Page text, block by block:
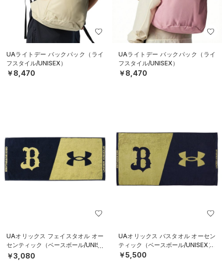
UAライトデー バックパック（ライ
フスタイル/UNISEX）
￥8,470
UAライトデー バックパック（ライ
フスタイル/UNISEX）
￥8,470
UAオリックス フェイスタオル オー
センティック（ベースボール/UNISE
X）
￥3,080
UAオリックス バスタオル オーセン
ティック（ベースボール/UNISEX）
￥5,500